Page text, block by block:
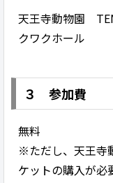
天王寺動物園
クワクホール
３ 参加費
無料
※ただし、天王寺
ケットの購入が必